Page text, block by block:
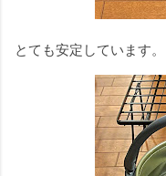
とても安定しています。